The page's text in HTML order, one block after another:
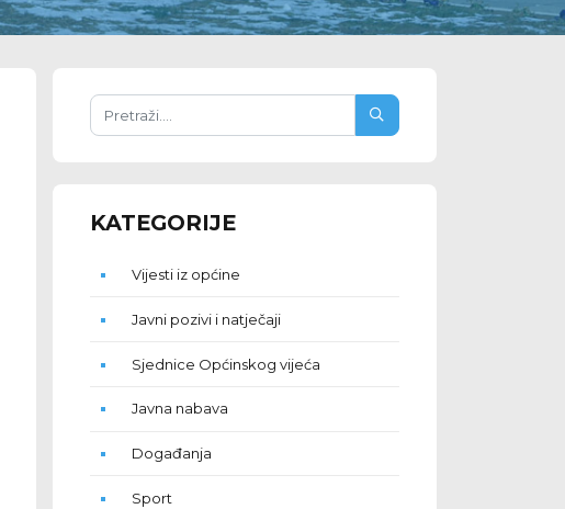
KATEGORIJE
Vijesti iz općine
Javni pozivi i natječaji
Sjednice Općinskog vijeća
Javna nabava
Događanja
Sport